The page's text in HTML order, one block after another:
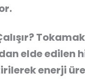
elde edilen
enerji